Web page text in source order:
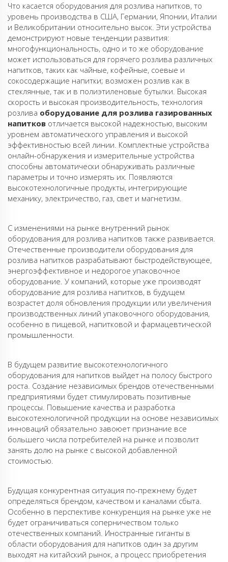
Что касается оборудования для розлива напитков, то
уровень производства в США, Германии, Японии, Италии
и Великобритании относительно высок. Эти устройства
демонстрируют новые тенденции развития:
многофункциональность, одно и то же оборудование
может использоваться для горячего розлива различных
напитков, таких как чайные, кофейные, соевые и
сокосодержащие напитки; возможен розлив как в
стеклянные, так и в полиэтиленовые бутылки. Высокая
скорость и высокая производительность, технология
розлива оборудование для розлива газированных
напитков отличается высокой надежностью, высоким
уровнем автоматического управления и высокой
эффективностью всей линии. Комплектные устройства
онлайн-обнаружения и измерительные устройства
способны автоматически обнаруживать различные
параметры и точно измерять их. Появляются
высокотехнологичные продукты, интегрирующие
механику, электричество, газ, свет и магнетизм.
С изменениями на рынке внутренний рынок
оборудования для розлива напитков также развивается.
Отечественные производители оборудования для
розлива напитков разрабатывают быстродействующее,
энергоэффективное и недорогое упаковочное
оборудование. У компаний, которые уже производят
оборудование для розлива напитков, в будущем
возрастет доля обновления продукции или увеличения
производственных линий упаковочного оборудования,
особенно в пищевой, напитковой и фармацевтической
промышленности.
В будущем развитие высокотехнологичного
оборудования для напитков выйдет на полосу быстрого
роста. Создание независимых брендов отечественными
предприятиями будет стимулировать позитивные
процессы. Повышение качества и разработка
высокотехнологичной продукции на основе независимых
инноваций обязательно завоюет признание все
большего числа потребителей на рынке и позволит
занять долю на рынке с высокой добавленной
стоимостью.
Будущая конкурентная ситуация по-прежнему будет
определяться брендом, качеством и каналами сбыта.
Особенно в перспективе конкуренция на рынке уже не
будет ограничиваться соперничеством только
отечественных компаний. Иностранные гиганты в
области оборудования для напитков один за другим
выходят на китайский рынок, а процесс приобретения